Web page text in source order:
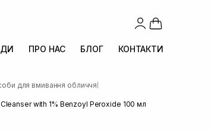
ПРО НАС БЛОГ КОНТАКТИ
для вмивання обличчя
with 1% Benzoyl Peroxide 100 мл